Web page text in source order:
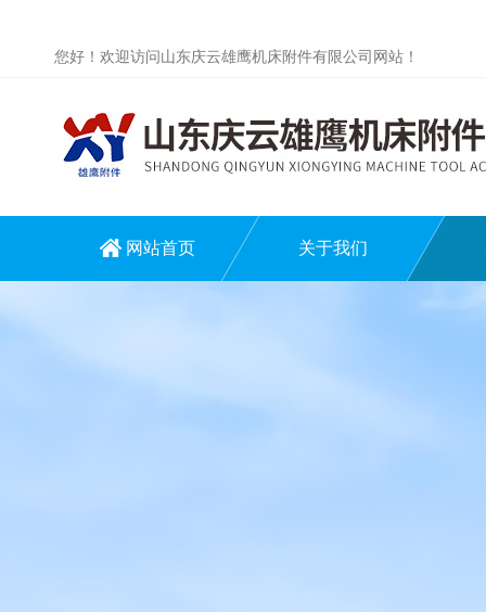
您好！欢迎访问山东庆云雄鹰机床附件有限公司网站！
网站首页 关于我们